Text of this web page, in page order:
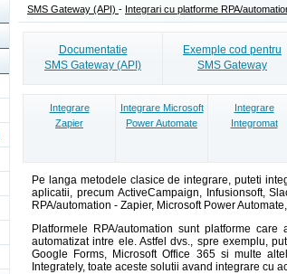
SMS Gateway (API) - Integrari cu platforme RPA/
Documentatie
SMS Gateway (API)
Exemple cod pentru
SMS Gateway
Integrare
Zapier
Integrare Microsoft
Power Automate
Integrare
Integromat
Pe langa metodele clasice de integrare, puteti
aplicatii, precum ActiveCampaign, Infusionsoft,
RPA/automation - Zapier, Microsoft Power
Platformele RPA/automation sunt platforme
automatizat intre ele. Astfel dvs., spre exemplu,
Google Forms, Microsoft Office 365 si multe
Integrately, toate aceste solutii avand integrare cu